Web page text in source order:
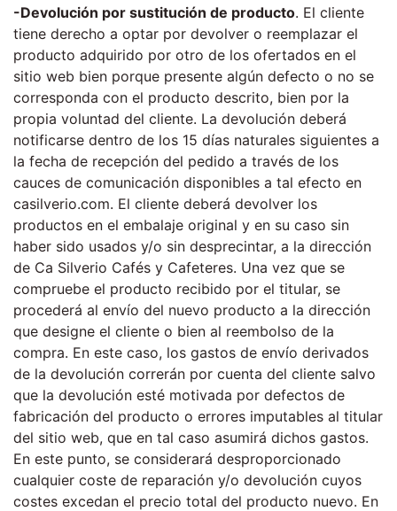
-Devolución por sustitución de producto. El cliente
tiene derecho a optar por devolver o reemplazar el
producto adquirido por otro de los ofertados en el
sitio web bien porque presente algún defecto o no se
corresponda con el producto descrito, bien por la
propia voluntad del cliente. La devolución deberá
notificarse dentro de los 15 días naturales siguientes a
la fecha de recepción del pedido a través de los
cauces de comunicación disponibles a tal efecto en
casilverio.com. El cliente deberá devolver los
productos en el embalaje original y en su caso sin
haber sido usados y/o sin desprecintar, a la dirección
de Ca Silverio Cafés y Cafeteres. Una vez que se
compruebe el producto recibido por el titular, se
procederá al envío del nuevo producto a la dirección
que designe el cliente o bien al reembolso de la
compra. En este caso, los gastos de envío derivados
de la devolución correrán por cuenta del cliente salvo
que la devolución esté motivada por defectos de
fabricación del producto o errores imputables al titular
del sitio web, que en tal caso asumirá dichos gastos.
En este punto, se considerará desproporcionado
cualquier coste de reparación y/o devolución cuyos
costes excedan el precio total del producto nuevo. En